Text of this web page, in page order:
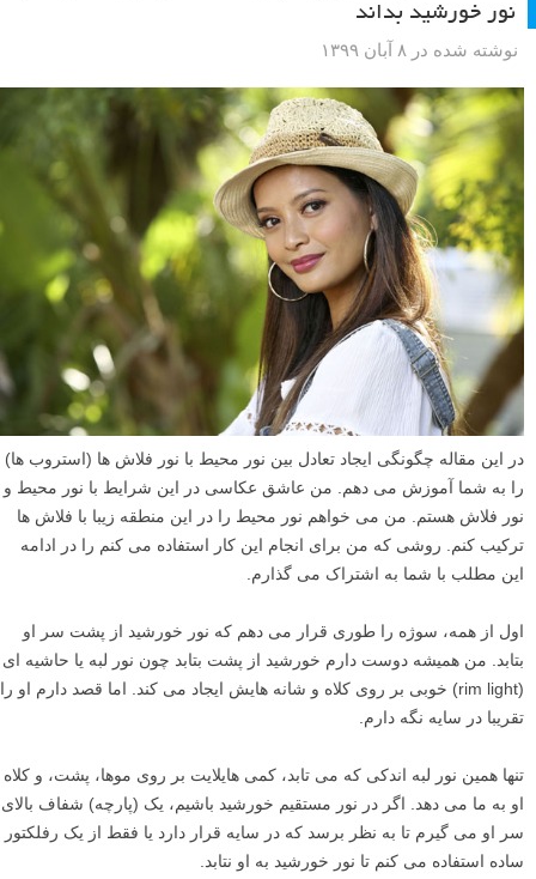
نور خورشید بداند
نوشته شده در ۸ آبان ۱۳۹۹
در این مقاله چگونگی ایجاد تعادل بین نور محیط با نور فلاش ها (استروب ها)
را به شما آموزش می دهم. من عاشق عکاسی در این شرایط با نور محیط و
نور فلاش هستم. من می خواهم نور محیط را در این منطقه زیبا با فلاش ها
ترکیب کنم. روشی که من برای انجام این کار استفاده می کنم را در ادامه
این مطلب با شما به اشتراک می گذارم.
اول از همه، سوژه را طوری قرار می دهم که نور خورشید از پشت سر او
بتابد. من همیشه دوست دارم خورشید از پشت بتابد چون نور لبه یا حاشیه ای
(rim light) خوبی بر روی کلاه و شانه هایش ایجاد می کند. اما قصد دارم او را
تقریبا در سایه نگه دارم.
تنها همین نور لبه اندکی که می تابد، کمی هایلایت بر روی موها، پشت، و کلاه
او به ما می دهد. اگر در نور مستقیم خورشید باشیم، یک (پارچه) شفاف بالای
سر او می گیرم تا به نظر برسد که در سایه قرار دارد یا فقط از یک رفلکتور
ساده استفاده می کنم تا نور خورشید به او نتابد.